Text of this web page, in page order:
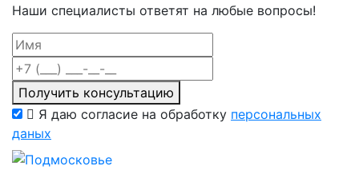
Наши специалисты ответят на любые вопросы!
Получить консультацию
Я даю согласие на обработку персональных
даных